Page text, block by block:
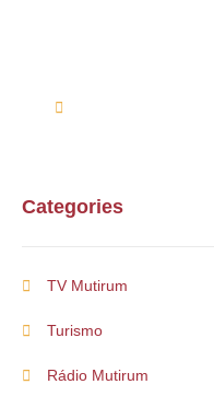
Categories
TV Mutirum
Turismo
Rádio Mutirum